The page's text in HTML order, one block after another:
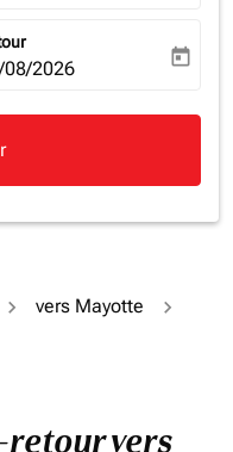
label return-date-aria-
08/2026 today
vers Mayotte
vers